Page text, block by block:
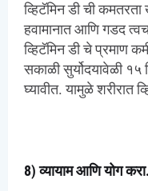
व्हिटॅमिन डी ची
हवामानात आणि गडद
व्हिटॅमिन डी चे प्रमाण
सकाळी सुर्योदयावेळी १५
घ्यावीत. यामुळे शरीरात
8) व्यायाम आणि योग करा.